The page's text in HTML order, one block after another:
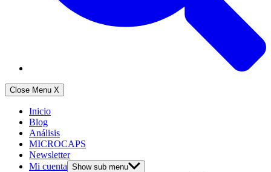
Close Menu X
Inicio
Blog
Análisis
MICROCAPS
Newsletter
Mi cuenta Show sub menu